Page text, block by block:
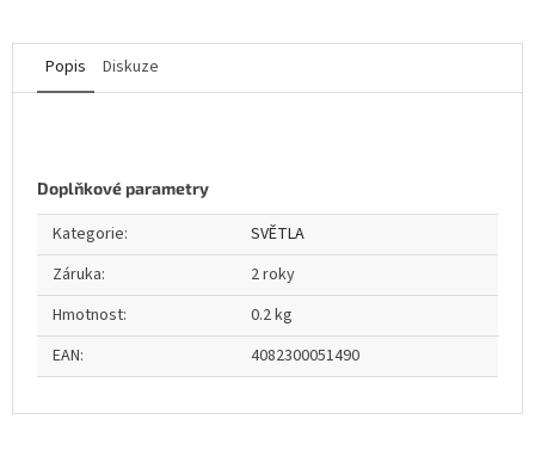
Popis Diskuze
Doplňkové parametry
Kategorie:
SVĚTLA
Záruka:
2 roky
Hmotnost:
0.2 kg
EAN: 4082300051490